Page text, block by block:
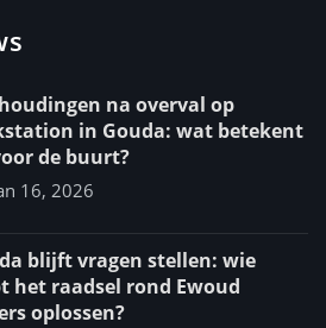
na overval op
in Gouda: wat betekent
de buurt?
16, 2026
blijft vragen stellen: wie
het raadsel rond Ewoud
oplossen?